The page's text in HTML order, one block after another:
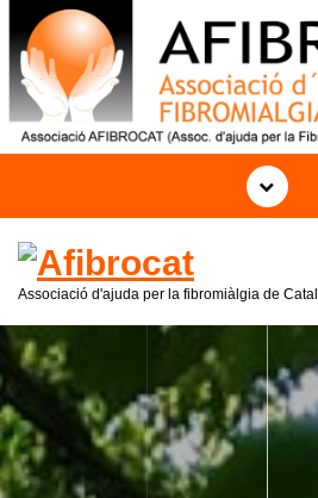
o
n
Associació d'ajuda per la fibromiàlgia de